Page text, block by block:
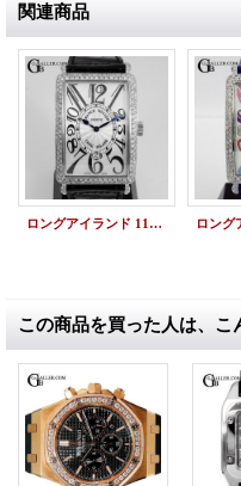
関連商品
ロングアイランド 1150SC アフターダイヤ
この商品を買った人は、こ